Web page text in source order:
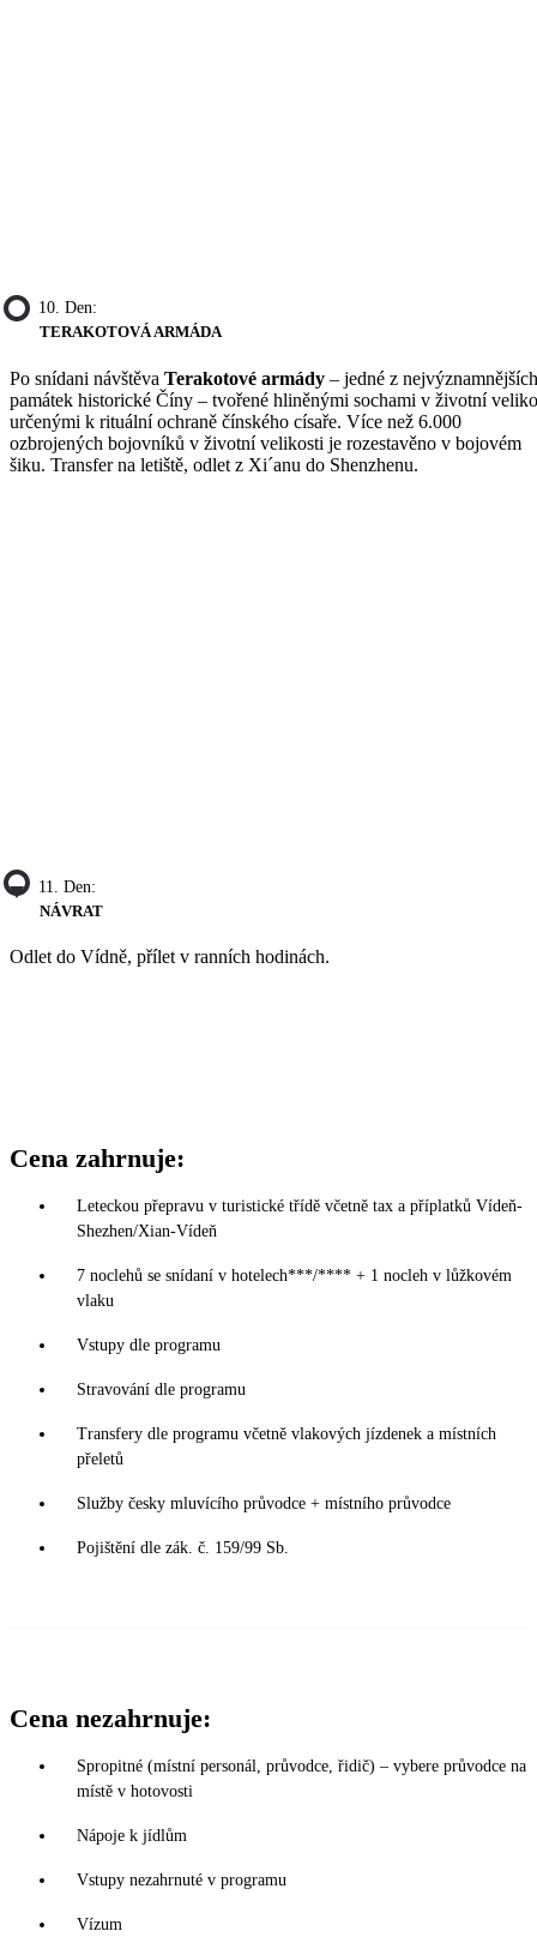
10. Den:
TERAKOTOVÁ ARMÁDA
Po snídani návštěva Terakotové armády – jedné z nejvýznamnějších
památek historické Číny – tvořené hliněnými sochami v životní
určenými k rituální ochraně čínského císaře. Více než 6.000
ozbrojených bojovníků v životní velikosti je rozestavěno v bojovém
šiku. Transfer na letiště, odlet z Xi´anu do Shenzhenu.
11. Den:
NÁVRAT
Odlet do Vídně, přílet v ranních hodinách.
Cena zahrnuje:
Leteckou přepravu v turistické třídě včetně tax a příplatků Vídeň-
Shezhen/Xian-Vídeň
7 noclehů se snídaní v hotelech***/**** + 1 nocleh v lůžkovém
vlaku
Vstupy dle programu
Stravování dle programu
Transfery dle programu včetně vlakových jízdenek a místních
přeletů
Služby česky mluvícího průvodce + místního průvodce
Pojištění dle zák. č. 159/99 Sb.
Cena nezahrnuje:
Spropitné (místní personál, průvodce, řidič) – vybere průvodce na
místě v hotovosti
Nápoje k jídlům
Vstupy nezahrnuté v programu
Vízum